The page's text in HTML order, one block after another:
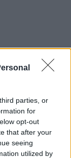
parties, or
for
opt-out
that after your
seeing
utilized by